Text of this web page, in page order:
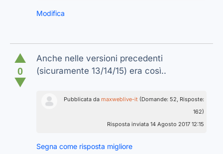
Modifica
▲
0
▼
Anche nelle versioni precedenti
(sicuramente 13/14/15) era così..
Pubblicata da maxweblive-it (Domande: 52, Risposte:
162)
Risposta inviata 14 Agosto 2017 12:15
Segna come risposta migliore